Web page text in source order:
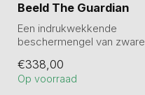
Beeld The Guardian
Een indrukwekkende
beschermengel van zware
sokkel. 50 cm h...
€338,00
Op voorraad